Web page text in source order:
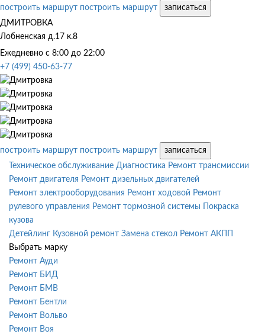
построить маршрут построить маршрут
записаться
ДМИТРОВКА
Лобненская д.17 к.8
Ежедневно с 8:00 до 22:00
+7 (499) 450-63-77
построить маршрут построить маршрут
записаться
Техническое обслуживание Диагностика Ремонт трансмиссии
Ремонт двигателя Ремонт дизельных двигателей
Ремонт электрооборудования Ремонт ходовой Ремонт
рулевого управления Ремонт тормозной системы
Покраска
кузова
Детейлинг Кузовной ремонт Замена стекол Ремонт АКПП
Выбрать марку
Ремонт Ауди
Ремонт БИД
Ремонт БМВ
Ремонт Бентли
Ремонт Вольво
Ремонт Воя